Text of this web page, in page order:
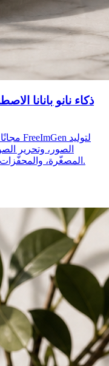
ذكاء نانو بانانا
الصور، وتحرير
المصغّرة، والمحفّزات، ومسارات العمل للمبتدئين عبر الإنترنت.